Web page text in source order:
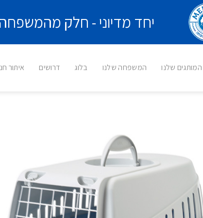
יחד מדיוני - חלק מהמשפחה
המותגים שלנו המשפחה שלנו בלוג דרושים איתור